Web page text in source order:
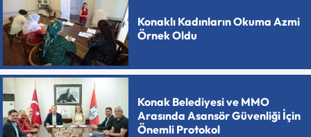
Konaklı Kadınların Okuma Azmi
Örnek Oldu
Konak Belediyesi ve MMO
Arasında Asansör Güvenliği İçin
Önemli Protokol